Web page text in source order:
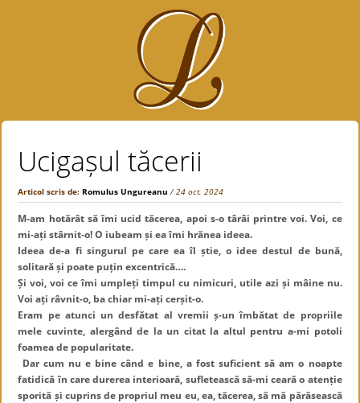
Ucigașul tăcerii
Articol scris de:Romulus Ungureanu / 24 oct. 2024
M-am hotărât să îmi ucid tăcerea, apoi s-o târâi printre voi. Voi, ce
mi-ați stârnit-o! O iubeam și ea îmi hrănea ideea.
Ideea de-a fi singurul pe care ea îl știe, o idee destul de bună,
solitară și poate puțin excentrică….
Și voi, voi ce îmi umpleți timpul cu nimicuri, utile azi și mâine nu.
Voi ați râvnit-o, ba chiar mi-ați cerșit-o.
Eram pe atunci un desfătat al vremii ș-un îmbătat de propriile
mele cuvinte, alergând de la un citat la altul pentru a-mi potoli
foamea de popularitate.
Dar cum nu e bine când e bine, a fost suficient să am o noapte
fatidică în care durerea interioară, sufletească să-mi ceară o atenție
sporită și cuprins de propriul meu eu, ea, tăcerea, să mă părăsească